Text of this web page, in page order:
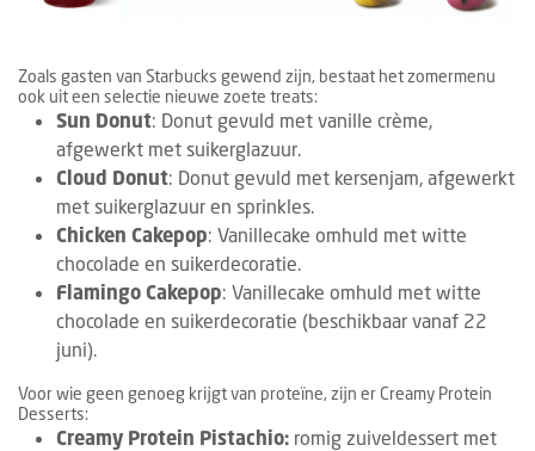
Zoals gasten van Starbucks gewend zijn, bestaat het zomermenu
ook uit een selectie nieuwe zoete treats:
Sun Donut: Donut gevuld met vanille crème,
afgewerkt met suikerglazuur.
Cloud Donut: Donut gevuld met kersenjam, afgewerkt
met suikerglazuur en sprinkles.
Chicken Cakepop: Vanillecake omhuld met witte
chocolade en suikerdecoratie.
Flamingo Cakepop: Vanillecake omhuld met witte
chocolade en suikerdecoratie (beschikbaar vanaf 22
juni).
Voor wie geen genoeg krijgt van proteïne, zijn er Creamy Protein
Desserts:
Creamy Protein Pistachio: romig zuiveldessert met